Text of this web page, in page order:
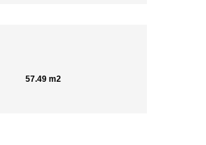
57.49 m2